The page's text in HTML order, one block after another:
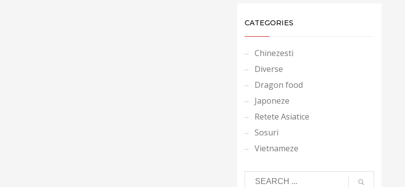
CATEGORIES
Chinezesti
Diverse
Dragon food
Japoneze
Retete Asiatice
Sosuri
Vietnameze